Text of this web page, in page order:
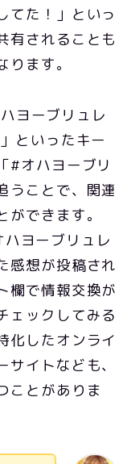
た！」といっ
有されることも
ます。
ヨーブリュレ
といったキー
#オハヨーブリ
うことで、関連
できます。
ヨーブリュレ
感想が投稿され
欄で情報交換が
ェックしてみる
化したオンライ
イトなども、
ことがありま